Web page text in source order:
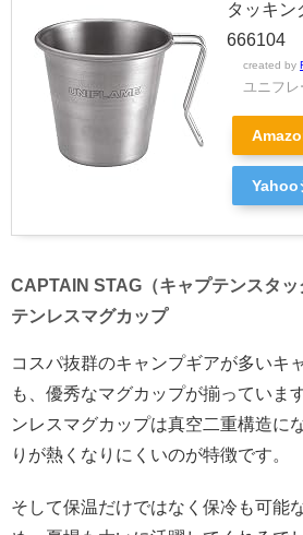
タッキ
666104
created by
ユニフ
Yahoo
CAPTAIN STAG（キャプテンスタ
テンレスマグカップ
コスパ抜群のキャンプギアが多いキ
も、優秀なマグカップが揃っていま
ンレスマグカップは真空二重構造に
りが熱くなりにくいのが特徴です。
そして保温だけではなく保冷も可能